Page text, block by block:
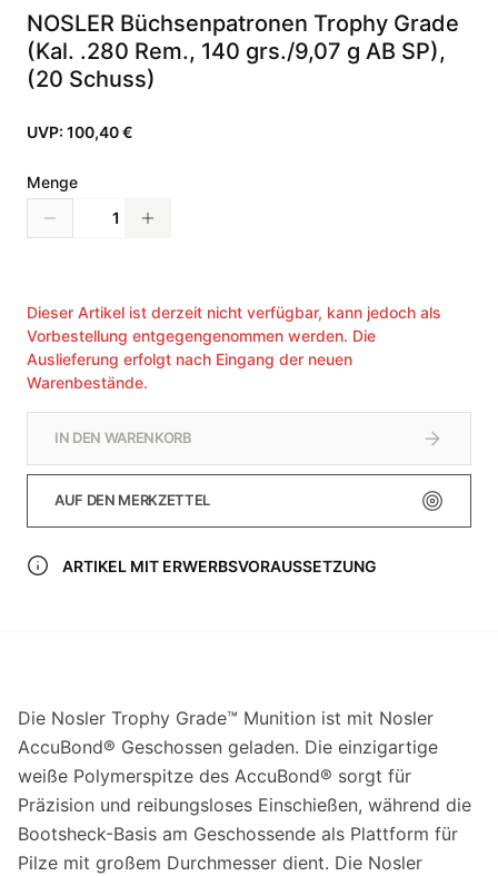
NOSLER Büchsenpatronen Trophy Grade
(Kal. .280 Rem., 140 grs./9,07 g AB SP),
(20 Schuss)
UVP: 100,40 €
Menge
Dieser Artikel ist derzeit nicht verfügbar, kann jedoch als
Vorbestellung entgegengenommen werden. Die
Auslieferung erfolgt nach Eingang der neuen
Warenbestände.
IN DEN WARENKORB
AUF DEN MERKZETTEL
ARTIKEL MIT ERWERBSVORAUSSETZUNG
Die Nosler Trophy Grade™ Munition ist mit Nosler
AccuBond® Geschossen geladen. Die einzigartige
weiße Polymerspitze des AccuBond® sorgt für
Präzision und reibungsloses Einschießen, während die
Bootsheck-Basis am Geschossende als Plattform für
Pilze mit großem Durchmesser dient. Die Nosler